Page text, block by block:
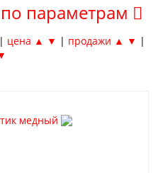
параметрам
| цена ▲ ▼ | продажи ▲ ▼ |